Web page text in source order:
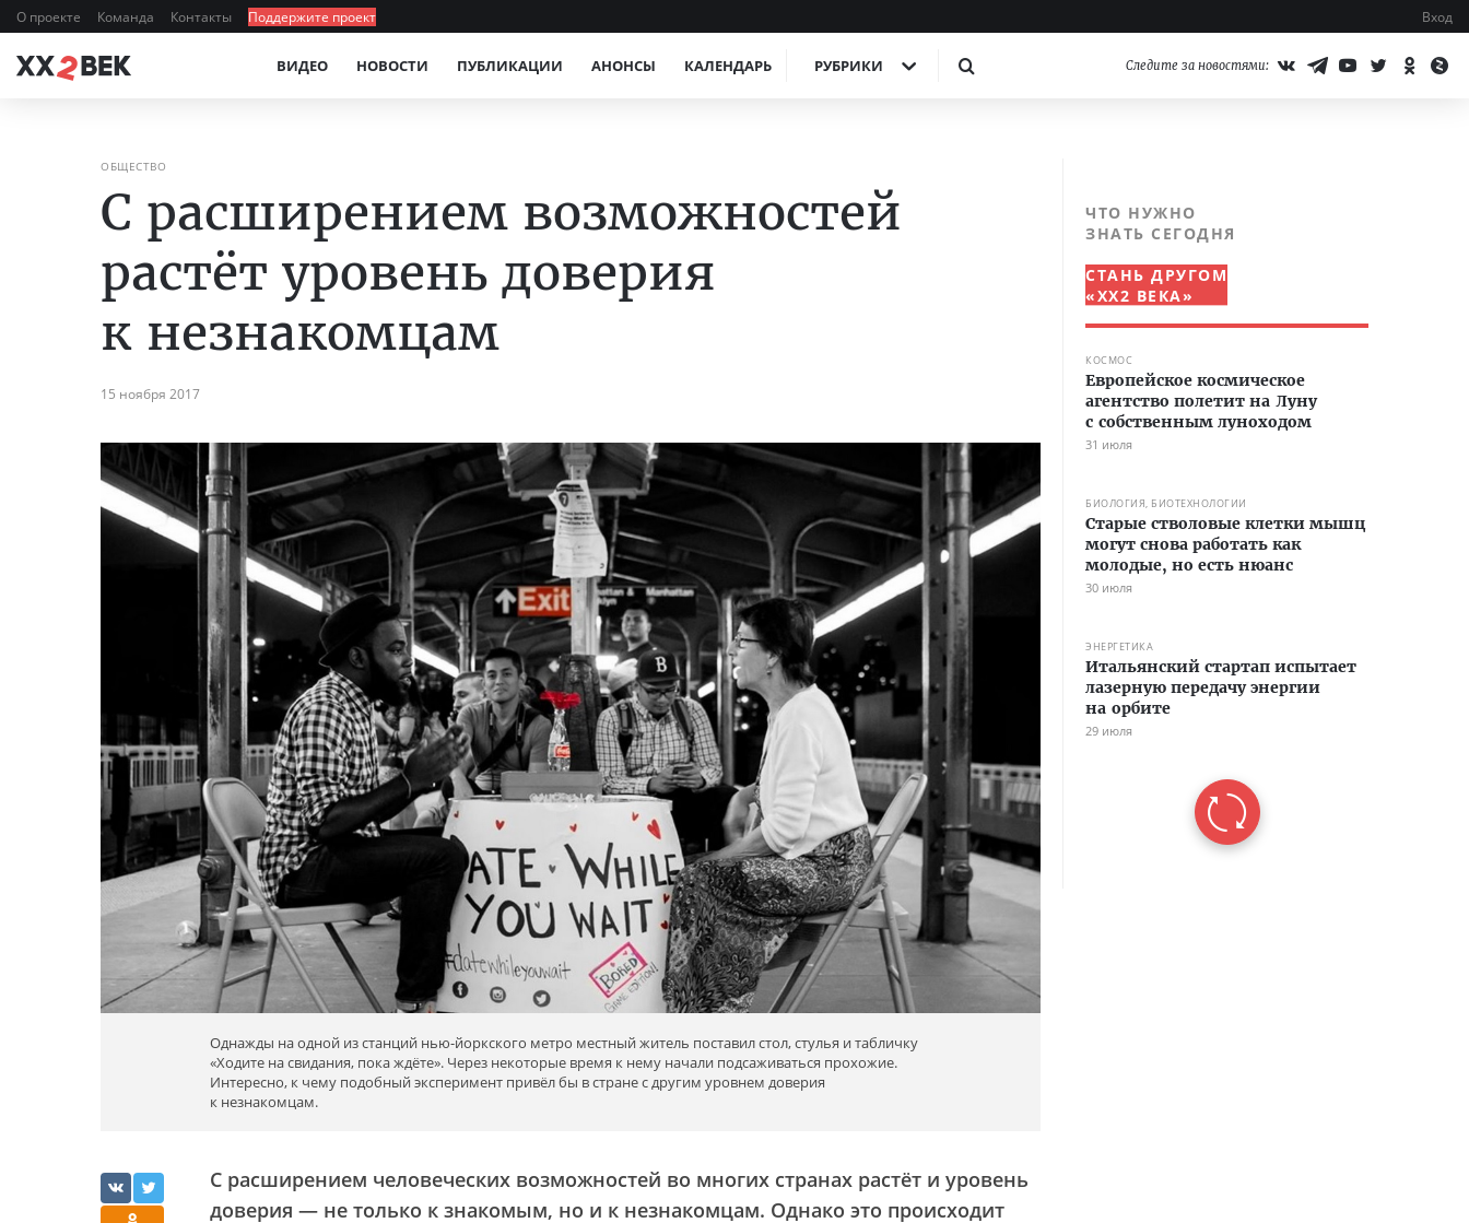
О проекте Команда Контакты Поддержите проект Вход
ВИДЕО НОВОСТИ ПУБЛИКАЦИИ АНОНСЫ КАЛЕНДАРЬ РУБРИКИ Следите за новостями:
ОБЩЕСТВО
С расширением возможностей
растёт уровень доверия
к незнакомцам
15 ноября 2017
Однажды на одной из станций нью-йоркского метро местный житель поставил стол, стулья и табличку
«Ходите на свидания, пока ждёте». Через некоторые время к нему начали подсаживаться прохожие.
Интересно, к чему подобный эксперимент привёл бы в стране с другим уровнем доверия
к незнакомцам.
С расширением человеческих возможностей во многих странах растёт и уровень
доверия — не только к знакомым, но и к незнакомцам. Однако это происходит
ЧТО НУЖНО
ЗНАТЬ СЕГОДНЯ
СТАНЬ ДРУГОМ
«XX2 ВЕКА»
КОСМОС
Европейское космическое
агентство полетит на Луну
с собственным луноходом
31 июля
БИОЛОГИЯ, БИОТЕХНОЛОГИИ
Старые стволовые клетки мышц
могут снова работать как
молодые, но есть нюанс
30 июля
ЭНЕРГЕТИКА
Итальянский стартап испытает
лазерную передачу энергии
на орбите
29 июля